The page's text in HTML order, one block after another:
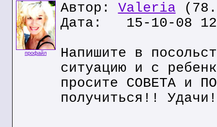
профайл
Автор: Valeria
Дата: 15-10-08
Напишите в
ситуацию и с
просите СОВЕТА и
получиться!!